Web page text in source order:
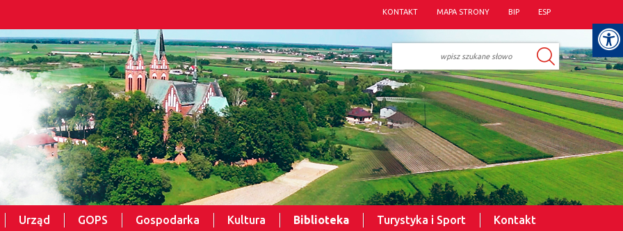
KONTAKT MAPA STRONY BIP ESP
Urząd GOPS Gospodarka Kultura Biblioteka Turystyka i Sport Kontakt